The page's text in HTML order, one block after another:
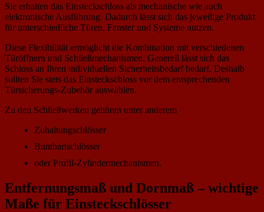
Sie erhalten das Einsteckschloss als mechanische wie auch
elektronische Ausführung. Dadurch lässt sich das jeweilige Produkt
für unterschiedliche Türen, Fenster und Systeme nutzen.
Diese Flexibilität ermöglicht die Kombination mit verschiedenen
Türöffnern und Schließmechanismen, Generell lässt sich das
Schloss an Ihren individuellen Sicherheitsbedarf bedarf. Deshalb
sollten Sie stets das Einsteckschloss vor dem entsprechenden
Türsicherungs-Zubehör auswählen.
Zu den Schließwerken gehören unter anderem
Zuhaltungschlösser
Buntbartschlösser
oder Profil-Zylindermechanismen.
Entfernungsmaß und Dornmaß – wichtige
Maße für Einsteckschlösser